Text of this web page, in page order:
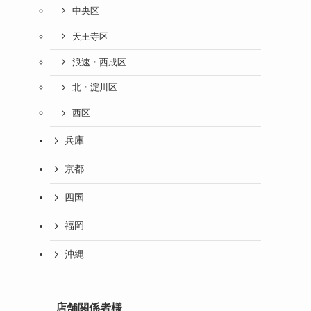
中央区
天王寺区
浪速・西成区
北・淀川区
西区
兵庫
京都
四国
福岡
沖縄
店舗関係者様